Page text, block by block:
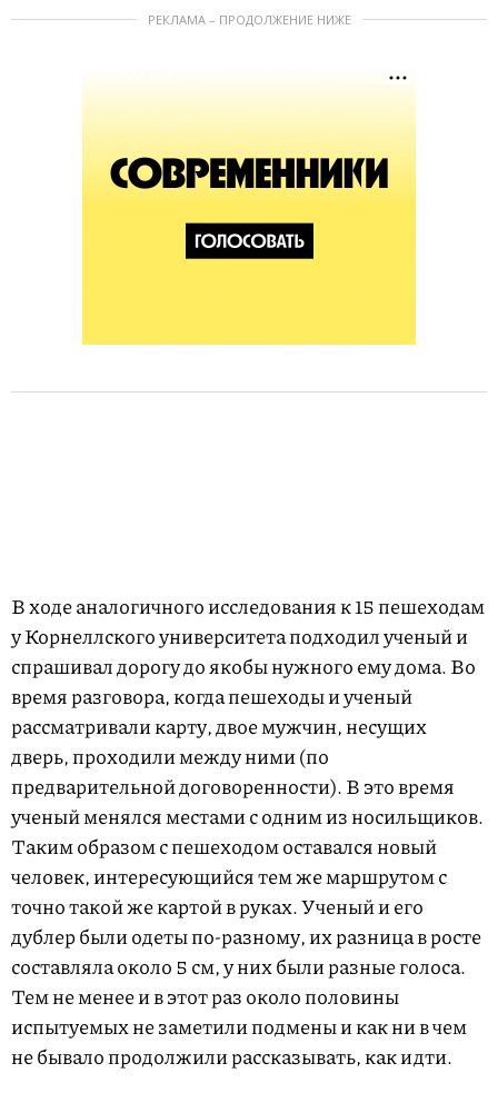
РЕКЛАМА – ПРОДОЛЖЕНИЕ НИЖЕ
В ходе аналогичного исследования к 15 пешеходам
у Корнеллского университета подходил ученый и
спрашивал дорогу до якобы нужного ему дома. Во
время разговора, когда пешеходы и ученый
рассматривали карту, двое мужчин, несущих
дверь, проходили между ними (по
предварительной договоренности). В это время
ученый менялся местами с одним из носильщиков.
Таким образом с пешеходом оставался новый
человек, интересующийся тем же маршрутом с
точно такой же картой в руках. Ученый и его
дублер были одеты по-разному, их разница в росте
составляла около 5 см, у них были разные голоса.
Тем не менее и в этот раз около половины
испытуемых не заметили подмены и как ни в чем
не бывало продолжили рассказывать, как идти.